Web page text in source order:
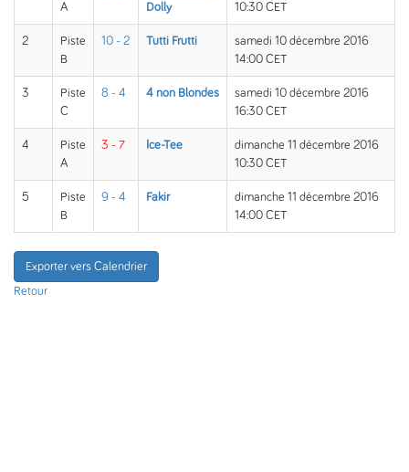
A
Dolly
10:30 CET
2
Piste
B
10 - 2 Tutti Frutti
samedi 10 décembre 2016
14:00 CET
3
Piste
C
8 - 4 4 non Blondes
samedi 10 décembre 2016
16:30 CET
4
Piste
A
3 - 7 Ice-Tee
dimanche 11 décembre 2016
10:30 CET
5
Piste
B
9 - 4 Fakir
dimanche 11 décembre 2016
14:00 CET
Exporter vers Calendrier
Retour